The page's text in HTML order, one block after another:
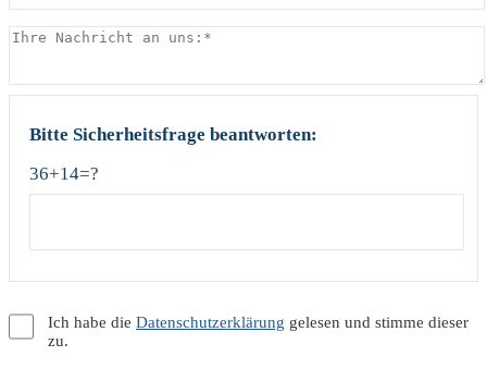
Bitte Sicherheitsfrage beantworten:
36+14=?
Ich habe die Datenschutzerklärung gelesen und stimme dieser
zu.